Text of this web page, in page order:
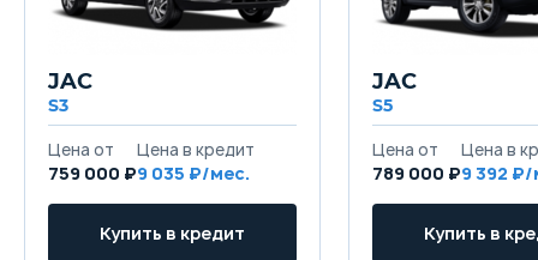
JAC
S3
Цена от
759 000 ₽
Цена в кредит
9 035 ₽/мес.
Купить в кредит
JAC
S5
Цена от
789 000 ₽
Цена в
9 392
Купить в